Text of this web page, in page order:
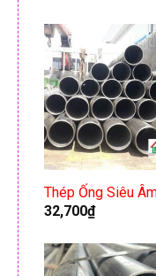
Thép Ống Siêu
32,700₫